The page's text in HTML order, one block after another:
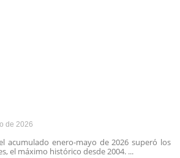
de 2026
acumulado enero-mayo de 2026 superó los
el máximo histórico desde 2004. ...